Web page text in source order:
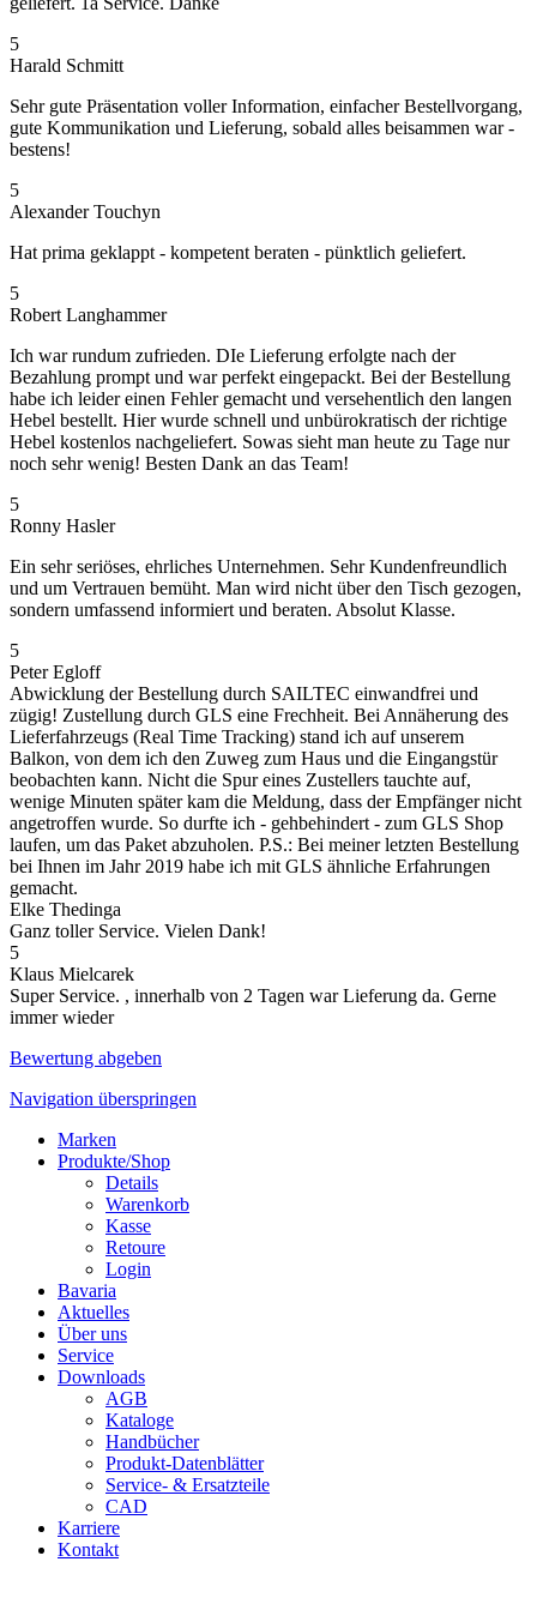
5
Harald Schmitt
Sehr gute Präsentation voller Information, einfacher Bestellvorgang,
gute Kommunikation und Lieferung, sobald alles beisammen war -
bestens!
5
Alexander Touchyn
Hat prima geklappt - kompetent beraten - pünktlich geliefert.
5
Robert Langhammer
Ich war rundum zufrieden. DIe Lieferung erfolgte nach der
Bezahlung prompt und war perfekt eingepackt. Bei der Bestellung
habe ich leider einen Fehler gemacht und versehentlich den langen
Hebel bestellt. Hier wurde schnell und unbürokratisch der richtige
Hebel kostenlos nachgeliefert. Sowas sieht man heute zu Tage nur
noch sehr wenig! Besten Dank an das Team!
5
Ronny Hasler
Ein sehr seriöses, ehrliches Unternehmen. Sehr Kundenfreundlich
und um Vertrauen bemüht. Man wird nicht über den Tisch gezogen,
sondern umfassend informiert und beraten. Absolut Klasse.
5
Peter Egloff
Abwicklung der Bestellung durch SAILTEC einwandfrei und
zügig! Zustellung durch GLS eine Frechheit. Bei Annäherung des
Lieferfahrzeugs (Real Time Tracking) stand ich auf unserem
Balkon, von dem ich den Zuweg zum Haus und die Eingangstür
beobachten kann. Nicht die Spur eines Zustellers tauchte auf,
wenige Minuten später kam die Meldung, dass der Empfänger nicht
angetroffen wurde. So durfte ich - gehbehindert - zum GLS Shop
laufen, um das Paket abzuholen. P.S.: Bei meiner letzten Bestellung
bei Ihnen im Jahr 2019 habe ich mit GLS ähnliche Erfahrungen
gemacht.
Elke Thedinga
Ganz toller Service. Vielen Dank!
5
Klaus Mielcarek
Super Service. , innerhalb von 2 Tagen war Lieferung da. Gerne
immer wieder
Bewertung abgeben
Navigation überspringen
Marken
Produkte/Shop
Details
Warenkorb
Kasse
Retoure
Login
Bavaria
Aktuelles
Über uns
Service
Downloads
AGB
Kataloge
Handbücher
Produkt-Datenblätter
Service- & Ersatzteile
CAD
Karriere
Kontakt